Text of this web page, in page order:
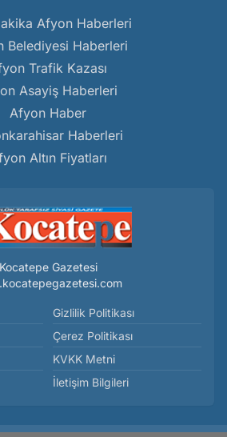
Afyon Haberleri
Belediyesi Haberleri
Trafik Kazası
Asayiş Haberleri
Afyon Haber
Haberleri
Altın Fiyatları
Kocatepe Gazetesi
Gizlilik Politikası
Çerez Politikası
KVKK Metni
İletişim Bilgileri